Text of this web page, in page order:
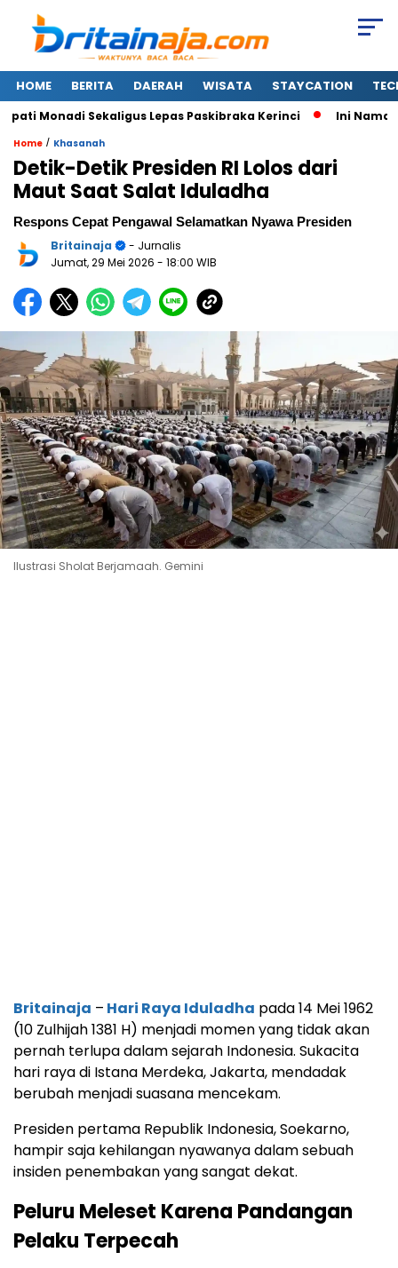
HOME BERITA DAERAH WISATA STAYCATION
Monadi Sekaligus Lepas Paskibraka Kerinci Ini Nama-
Home / Khasanah
Detik-Detik Presiden RI Lolos dari
Maut Saat Salat Iduladha
Respons Cepat Pengawal Selamatkan Nyawa Presiden
Britainaja
- Jurnalis
Jumat, 29 Mei 2026 - 18:00 WIB
Ilustrasi Sholat Berjamaah. Gemini
Britainaja – Hari Raya Iduladha pada 14 Mei 1962
(10 Zulhijah 1381 H) menjadi momen yang tidak akan
pernah terlupa dalam sejarah Indonesia. Sukacita
hari raya di Istana Merdeka, Jakarta, mendadak
berubah menjadi suasana mencekam.
Presiden pertama Republik Indonesia, Soekarno,
hampir saja kehilangan nyawanya dalam sebuah
insiden penembakan yang sangat dekat.
Peluru Meleset Karena Pandangan
Pelaku Terpecah